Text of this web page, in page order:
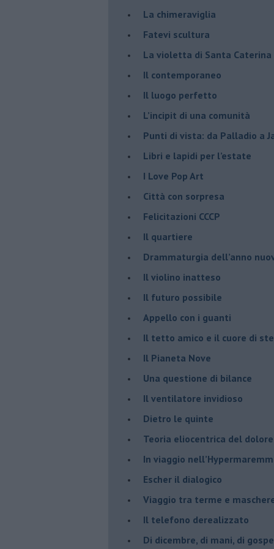
La chimeraviglia
​Fatevi scultura
​La violetta di Santa Caterina
​Il contemporaneo
​Il luogo perfetto
​L’incipit di una comunità
Punti di vista: da Palladio a
​Libri e lapidi per l’estate
​I Love Pop Art
Città con sorpresa
Felicitazioni CCCP
​Il quartiere
​Drammaturgia dell’anno
​Il violino inatteso
​Il futuro possibile
​Appello con i guanti
​Il tetto amico e il cuore di
​Il Pianeta Nove
​Una questione di bilance
​Il ventilatore invidioso
​Dietro le quinte
​Teoria eliocentrica del dolore
In viaggio
​Escher il dialogico
​Viaggio tra terme e
Il telefono derealizzato
​Di dicembre, di mani, di